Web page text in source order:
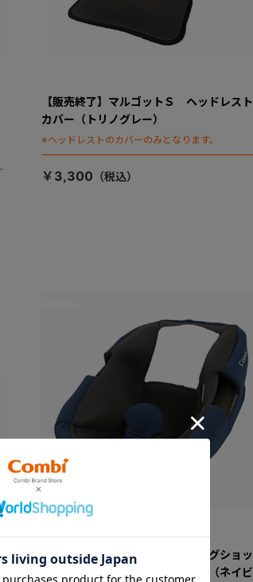
【販売終了】マルゴットＳ ヘッドレスト
カバー（トリノグレー）
※ヘッドレストのカバーのみとなります。
￥3,300
ＴＨＥ Ｓ ＩＳＯＦＩＸ エッグショッ
ク ＺＢ６９０ シートカバー （ネイビ